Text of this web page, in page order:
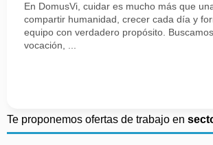
En DomusVi, cuidar es mucho más que
compartir humanidad, crecer cada día y
equipo con verdadero propósito.
vocación, ...
Te proponemos ofertas de trabajo en